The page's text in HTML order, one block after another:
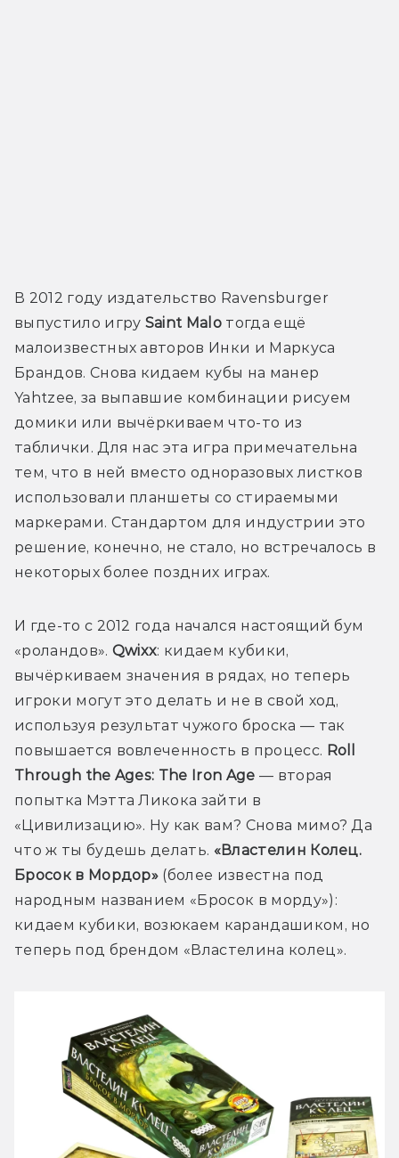
В 2012 году издательство Ravensburger
выпустило игру Saint Malo тогда ещё
малоизвестных авторов Инки и Маркуса
Брандов. Снова кидаем кубы на манер
Yahtzee, за выпавшие комбинации рисуем
домики или вычёркиваем что-то из
таблички. Для нас эта игра примечательна
тем, что в ней вместо одноразовых листков
использовали планшеты со стираемыми
маркерами. Стандартом для индустрии это
решение, конечно, не стало, но встречалось в
некоторых более поздних играх.
И где-то с 2012 года начался настоящий бум
«роландов». Qwixx: кидаем кубики,
вычёркиваем значения в рядах, но теперь
игроки могут это делать и не в свой ход,
используя результат чужого броска — так
повышается вовлеченность в процесс. Roll
Through the Ages: The Iron Age — вторая
попытка Мэтта Ликока зайти в
«Цивилизацию». Ну как вам? Снова мимо? Да
что ж ты будешь делать. «Властелин Колец.
Бросок в Мордор» (более известна под
народным названием «Бросок в морду»):
кидаем кубики, возюкаем карандашиком, но
теперь под брендом «Властелина колец».